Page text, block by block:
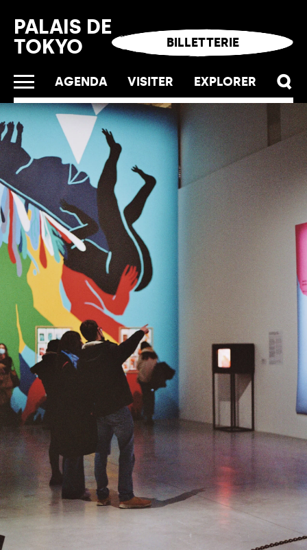
AGENDA VISITER EXPLORER
PALAIS DE
TOKYO
BILLETTERIE